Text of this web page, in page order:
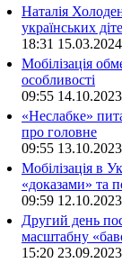
Наталія
українських
18:31 15.03.2024
Мобілізація
особливості
09:55 14.10.2023
«Неслабке»
про головне
09:55 13.10.2023
Мобілізація в
«доказами» та
09:59 12.10.2023
Другий день
масштабну
15:20 23.09.2023